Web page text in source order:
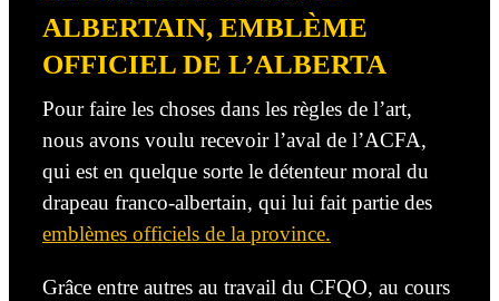
ALBERTAIN, EMBLÈME
OFFICIEL DE L’ALBERTA
Pour faire les choses dans les règles de l’art,
nous avons voulu recevoir l’aval de l’ACFA,
qui est en quelque sorte le détenteur moral du
drapeau franco-albertain, qui lui fait partie des
emblèmes officiels de la province.
Grâce entre autres au travail du CFQO, au cours